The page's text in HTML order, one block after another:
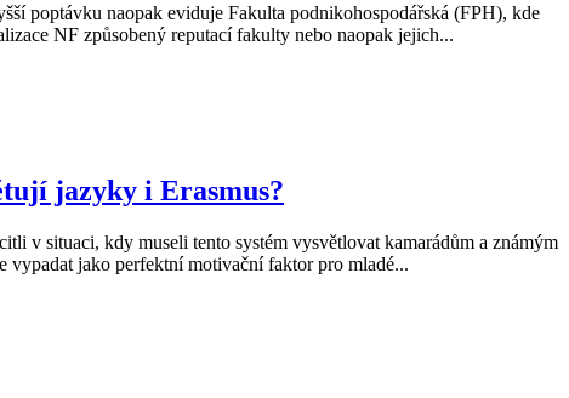
poptávku naopak eviduje Fakulta podnikohospodářská (FPH), kde
NF způsobený reputací fakulty nebo naopak jejich...
jazyky i Erasmus?
v situaci, kdy museli tento systém vysvětlovat kamarádům a známým
vypadat jako perfektní motivační faktor pro mladé...